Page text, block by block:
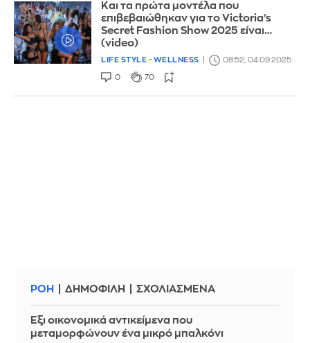
Και τα πρώτα μοντέλα που
επιβεβαιώθηκαν για το Victoria’s
Secret Fashion Show 2025 είναι…
(video)
LIFE STYLE - WELLNESS 08:52, 04.09.2025
0 70
ΡΟΗ ΔΗΜΟΦΙΛΗ ΣΧΟΛΙΑΣΜΕΝΑ
Έξι οικονομικά αντικείμενα που
μεταμορφώνουν ένα μικρό μπαλκόνι